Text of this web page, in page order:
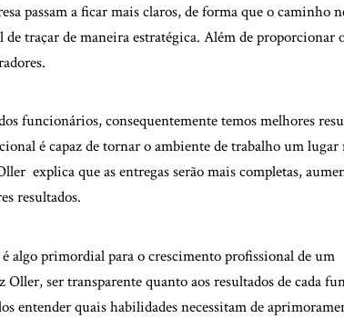
passam a ficar mais claros, de forma que o caminho
traçar de maneira estratégica. Além de proporcionar
funcionários, consequentemente temos melhores
é capaz de tornar o ambiente de trabalho um
explica que as entregas serão mais completas,
resultados.
algo primordial para o crescimento profissional de um
Oller, ser transparente quanto aos resultados de cada
entender quais habilidades necessitam de